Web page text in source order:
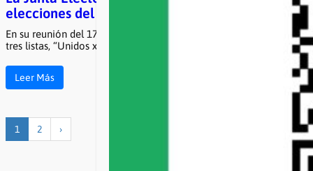
elecciones del 6 y 7 de mayo
En su reunión del 17 de marzo, la Junta Electoral oficializó las
tres listas, “Unidos x COAD. Universidad Pública Siempre”, …
Leer Más
1 2 ›